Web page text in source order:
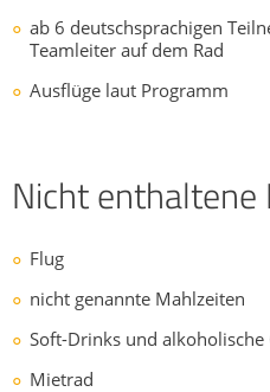
ab 6 deutschsprachigen
Teamleiter auf dem Rad
Ausflüge laut Programm
Nicht enthaltene
Flug
nicht genannte Mahlzeiten
Soft-Drinks und
Mietrad